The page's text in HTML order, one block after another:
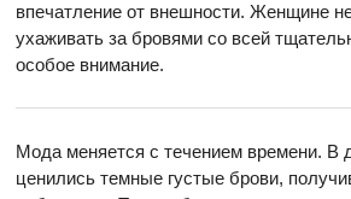
впечатление от внешности. Женщине
ухаживать за бровями со всей
особое внимание.
Мода меняется с течением времени. В
ценились темные густые брови,